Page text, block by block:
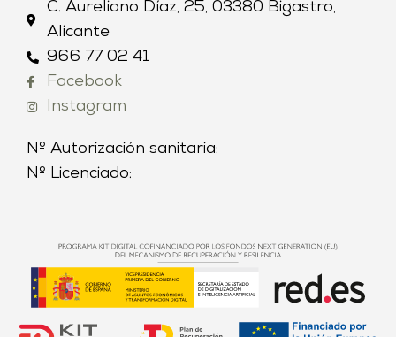
C. Aureliano Díaz, 25, 03380 Bigastro,
Alicante
966 77 02 41
Facebook
Instagram
Nº Autorización sanitaria:
Nº Licenciado: